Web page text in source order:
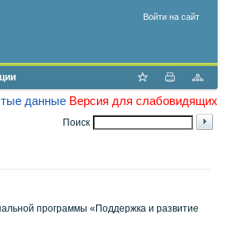
Войти на сайт
данные Версия для слабовидящих
Поиск
программы «Поддержка и развитие